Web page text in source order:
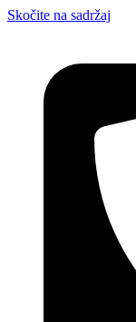
Skočite na sadržaj